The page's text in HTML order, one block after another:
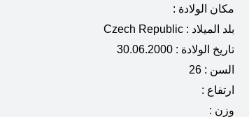
مكان الولادة :
بلد الميلاد : Czech Republic
تاريخ الولادة : 30.06.2000
السن : 26
ارتفاع :
وزن :